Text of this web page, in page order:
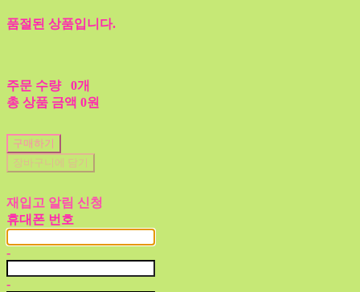
품절된 상품입니다.
주문 수량
0개
총 상품 금액 0원
구매하기
장바구니에 담기
재입고 알림 신청
휴대폰 번호
-
-